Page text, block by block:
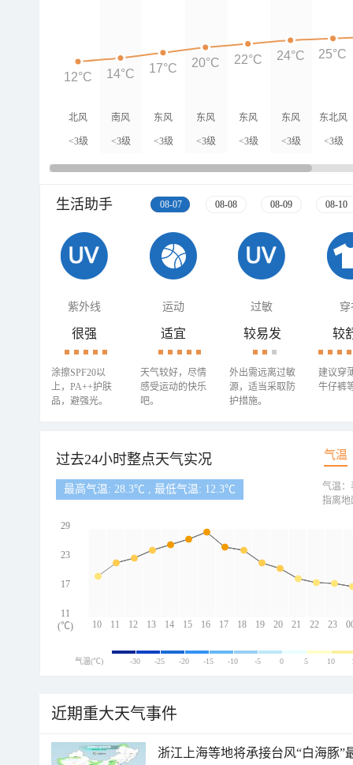
北风
<3级
南风
<3级
东风
<3级
东风
<3级
东风
<3级
东风
<3级
东北风
<3级
12°C 14°C 17°C 20°C 22°C 24°C 25°C
生活助手 08-07 08-08 08-09 08-10
紫外线 运动 过敏 穿
很强
涂擦SPF20以
上，PA++护肤
品，避强光。
适宜
天气较好，尽情
感受运动的快乐
吧。
较易发
外出需远离过敏
源，适当采取防
护措施。
较
建议穿
牛仔裤
过去24小时整点天气实况 气温
最高气温: 28.3℃ , 最低气温: 12.3℃
10 11 12 13 14 15 16 17 18 19 20 21 22 23
29
23
17
11
(℃)
气温：
指离地
气温(℃) -30 -25 -20 -15 -10 -5 0 5 10
近期重大天气事件
浙江上海等地将承接台风“白海豚”